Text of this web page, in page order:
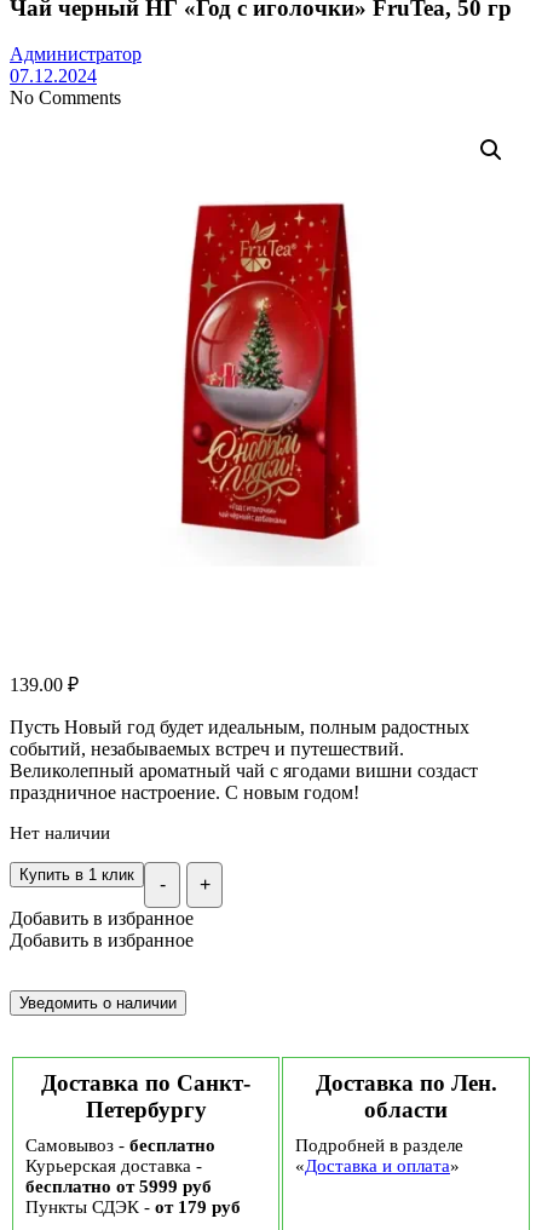
Чай черный НГ «Год с иголочки» FruTea, 50 гр
Администратор
07.12.2024
No Comments
139.00 ₽
Пусть Новый год будет идеальным, полным радостных
событий, незабываемых встреч и путешествий.
Великолепный ароматный чай с ягодами вишни создаст
праздничное настроение. С новым годом!
Нет наличии
- +
Купить в 1 клик
Добавить в избранное
Добавить в избранное
Доставка по Санкт-
Петербургу
Самовывоз - бесплатно
Курьерская доставка -
бесплатно от 5999 руб
Пункты СДЭК - от 179 руб
Доставка по Лен.
области
Подробней в разделе
«Доставка и оплата»